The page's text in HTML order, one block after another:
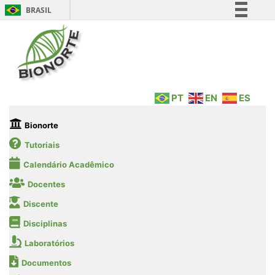
BRASIL
Legislação
PT EN ES
Bionorte
Tutoriais
Calendário Acadêmico
Docentes
Discente
Disciplinas
Laboratórios
Documentos